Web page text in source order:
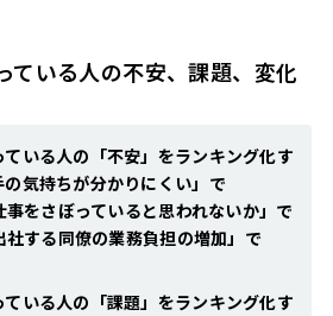
ている人の不安、課題、変化
いる人の「不安」をランキング化す
気持ちが分かりにくい」で
をさぼっていると思われないか」で
する同僚の業務負担の増加」で
いる人の「課題」をランキング化す